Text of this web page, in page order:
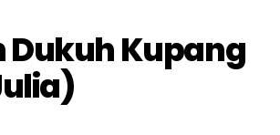
Dukuh Kupang